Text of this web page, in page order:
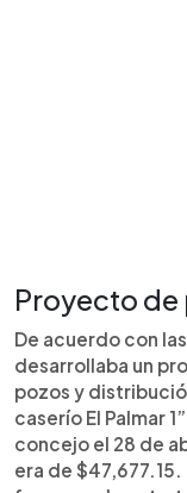
Proyecto de
De acuerdo con
desarrollaba un
pozos y
caserío El Palmar
concejo el 28 de
era de